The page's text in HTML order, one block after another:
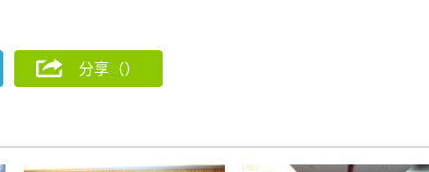
分享（）